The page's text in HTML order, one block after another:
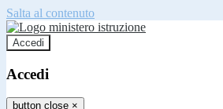
Salta al contenuto
Accedi
Accedi
button close ×